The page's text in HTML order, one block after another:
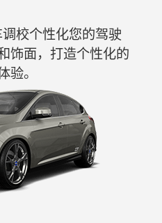
校个性化您的驾驶
饰面，打造个性化的
验。